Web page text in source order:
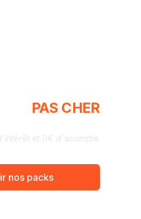
PAS CHER
et 0€ d'acompte
nos packs